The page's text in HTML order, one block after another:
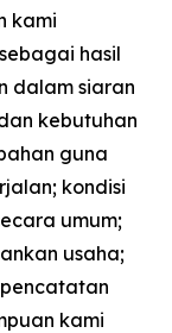
kami
hasil
dalam siaran
kebutuhan
guna
kondisi
umum;
usaha;
kami